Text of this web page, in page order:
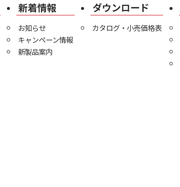
新着情報
お知らせ
キャンペーン情報
新製品案内
ダウンロード
カタログ・小売価格表